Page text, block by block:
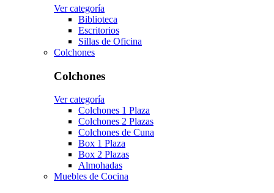
Ver categoría
Biblioteca
Escritorios
Sillas de Oficina
Colchones
Colchones
Ver categoría
Colchones 1 Plaza
Colchones 2 Plazas
Colchones de Cuna
Box 1 Plaza
Box 2 Plazas
Almohadas
Muebles de Cocina